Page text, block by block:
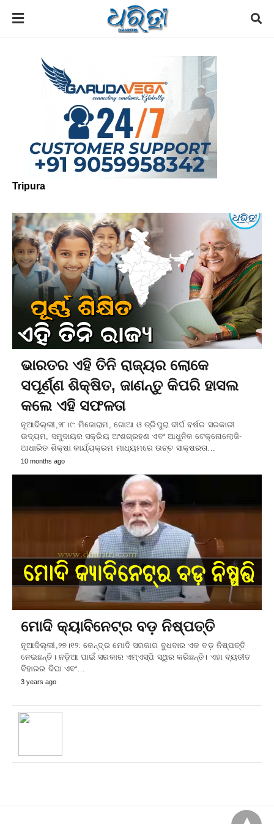
Tripura
ଭାରତର ଏହି ତିନି ରାଜ୍ୟର ଲୋକେ
ସପୂର୍ଣ୍ଣ ଶିକ୍ଷିତ, ଜାଣନ୍ତୁ କିପରି ହାସଲ
କଲେ ଏହି ସଫଳତା
ନୂଆଦିଲ୍ଲୀ,୨୮।୯: ମିଜୋରାମ, ଗୋଆ ଓ ତ୍ରିପୁରା ଦୀର୍ଘ ବର୍ଷର ସରକାରୀ
ଉଦ୍ୟମ, ସମୁଦାୟର ସକ୍ରିୟ ଅଂଶଗ୍ରହଣ ଏବଂ ଆଧୁନିକ ଟେକ୍ନୋଲୋଜି-
ଆଧାରିତ ଶିକ୍ଷା କାର୍ଯ୍ୟକ୍ରମ ମାଧ୍ୟମରେ ଉଚ୍ଚ ସାକ୍ଷରତା…
10 months ago
ମୋଦି କ୍ୟାବିନେଟ୍‌ର ବଡ଼ ନିଷ୍ପତ୍ତି
ନୂଆଦିଲ୍ଲୀ,୨୭।୧୨: କେନ୍ଦ୍ର ମୋଦି ସରକାର ବୁଧବାର ଏକ ବଡ଼ ନିଷ୍ପତ୍ତି
ନେଇଛନ୍ତି। ନଡ଼ିଆ ପାଇଁ ସରକାର ଏମ୍‌ଏସ୍‌ପି ସ୍ଥିର କରିଛନ୍ତି। ଏହା ବ୍ୟତୀତ
ବିହାରର ଦିଘା ଏବଂ…
3 years ago